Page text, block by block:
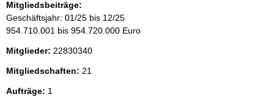
Mitgliedsbeiträge:
Geschäftsjahr: 01/25 bis 12/25
954.710.001 bis 954.720.000 Euro
Mitglieder: 22830340
Mitgliedschaften: 21
Aufträge: 1